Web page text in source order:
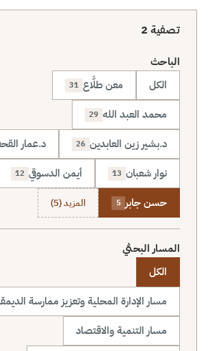
تصفية 2
الباحث
الكل
معن طلَّاع 31
محمد العبد الله 29
د.بشير زين العابدين 26 د.عمار
نوار شعبان 13 أيمن الدسوقي 12
حسن جابر 5 المزيد (5)
المسار البحثي
الكل
مسار الإدارة المحلية وتعزيز ممارسة
مسار التنمية والاقتصاد